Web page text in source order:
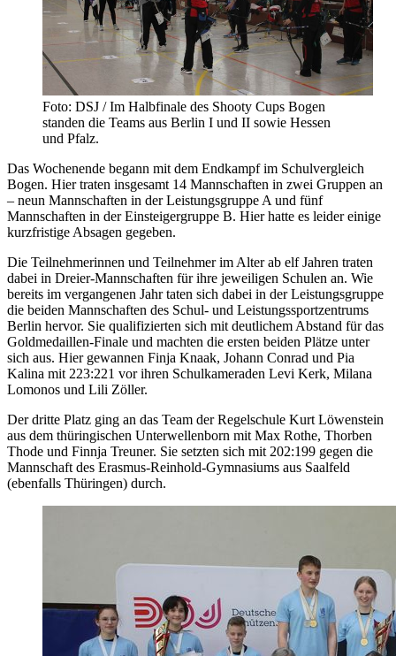
Foto: DSJ / Im Halbfinale des Shooty Cups Bogen
standen die Teams aus Berlin I und II sowie Hessen
und Pfalz.
Das Wochenende begann mit dem Endkampf im Schulvergleich
Bogen. Hier traten insgesamt 14 Mannschaften in zwei Gruppen an
– neun Mannschaften in der Leistungsgruppe A und fünf
Mannschaften in der Einsteigergruppe B. Hier hatte es leider einige
kurzfristige Absagen gegeben.
Die Teilnehmerinnen und Teilnehmer im Alter ab elf Jahren traten
dabei in Dreier-Mannschaften für ihre jeweiligen Schulen an. Wie
bereits im vergangenen Jahr taten sich dabei in der Leistungsgruppe
die beiden Mannschaften des Schul- und Leistungssportzentrums
Berlin hervor. Sie qualifizierten sich mit deutlichem Abstand für das
Goldmedaillen-Finale und machten die ersten beiden Plätze unter
sich aus. Hier gewannen Finja Knaak, Johann Conrad und Pia
Kalina mit 223:221 vor ihren Schulkameraden Levi Kerk, Milana
Lomonos und Lili Zöller.
Der dritte Platz ging an das Team der Regelschule Kurt Löwenstein
aus dem thüringischen Unterwellenborn mit Max Rothe, Thorben
Thode und Finnja Treuner. Sie setzten sich mit 202:199 gegen die
Mannschaft des Erasmus-Reinhold-Gymnasiums aus Saalfeld
(ebenfalls Thüringen) durch.